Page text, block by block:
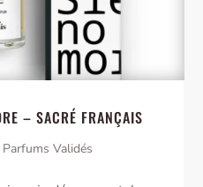
– SACRÉ FRANÇAIS
Parfums Validés